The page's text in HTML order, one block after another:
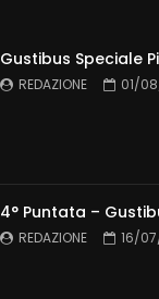
Gustibus Speciale
REDAZIONE 01/
4° Puntata –
REDAZIONE 16/